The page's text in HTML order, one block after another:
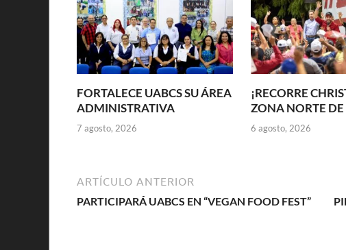
FORTALECE UABCS SU ÁREA
ADMINISTRATIVA
7 agosto, 2026
¡RECORRE
ZONA NORTE DE
6 agosto, 2026
ARTÍCULO ANTERIOR
PARTICIPARÁ UABCS EN “VEGAN FOOD FEST”